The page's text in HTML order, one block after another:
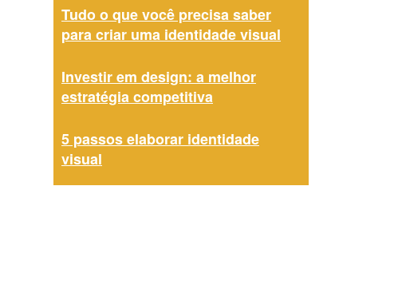
Tudo o que você precisa saber
para criar uma identidade visual
Investir em design: a melhor
estratégia competitiva
5 passos elaborar identidade
visual